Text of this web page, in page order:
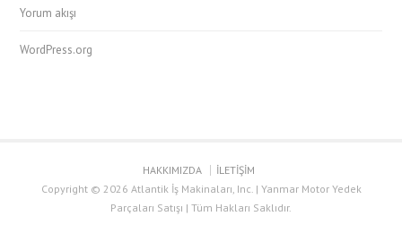
Yorum akışı
WordPress.org
HAKKIMIZDA
İLETİŞİM
Copyright © 2026 Atlantik İş Makinaları, Inc. | Yanmar Motor Yedek
Parçaları Satışı | Tüm Hakları Saklıdır.